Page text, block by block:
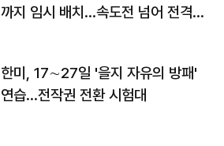
까지 임시 배치…속도전 넘어 전격
한미, 17∼27일 '을지 자유의 방패'
연습…전작권 전환 시험대